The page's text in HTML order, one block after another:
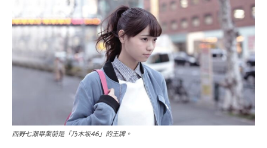
西野七瀨畢業前是「乃木坂46」的王牌。